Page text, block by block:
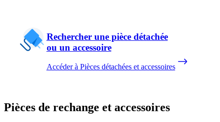
Rechercher une pièce détachée
ou un accessoire
Accéder à Pièces détachées et accessoires
Pièces de rechange et accessoires